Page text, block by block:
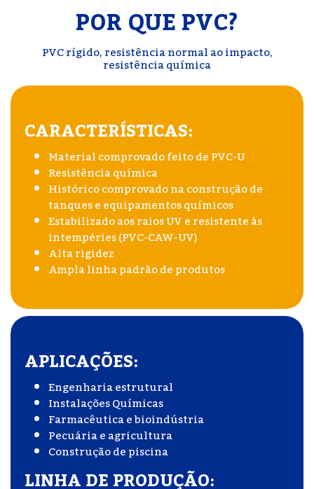
POR QUE PVC?
PVC rígido, resistência normal ao impacto,
resistência química
CARACTERÍSTICAS:
Material comprovado feito de PVC-U
Resistência química
Histórico comprovado na construção de
tanques e equipamentos químicos
Estabilizado aos raios UV e resistente às
intempéries (PVC-CAW-UV)
Alta rigidez
Ampla linha padrão de produtos
APLICAÇÕES:
Engenharia estrutural
Instalações Químicas
Farmacêutica e bioindústria
Pecuária e agricultura
Construção de piscina
LINHA DE PRODUÇÃO: